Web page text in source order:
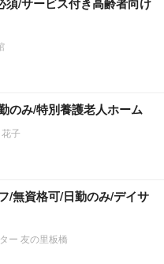
のみ/特別養護老人ホーム
子
/無資格可/日勤のみ/デイサ
ー 友の里板橋